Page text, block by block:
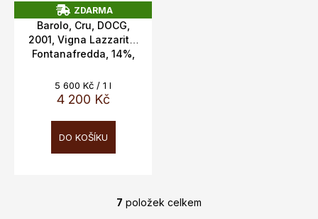
Z
D
A
R
ZDARMA
Barolo, Cru, DOCG,
2001, Vigna Lazzarito,
Fontanafredda, 14%,
4 200 Kč
Měrná
cena:
5 600 Kč / 1 l
DO KOŠÍKU
O
7 položek celkem